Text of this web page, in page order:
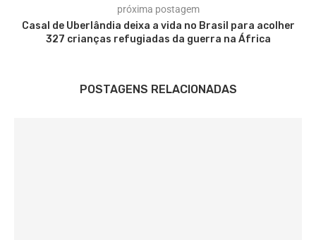
próxima postagem
Casal de Uberlândia deixa a vida no Brasil para acolher
327 crianças refugiadas da guerra na África
POSTAGENS RELACIONADAS